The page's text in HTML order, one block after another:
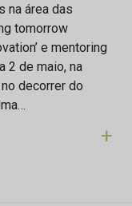
na área das
tomorrow
e mentoring
2 de maio, na
decorrer do
+